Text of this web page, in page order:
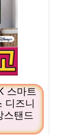
스마트
디즈니
탠드